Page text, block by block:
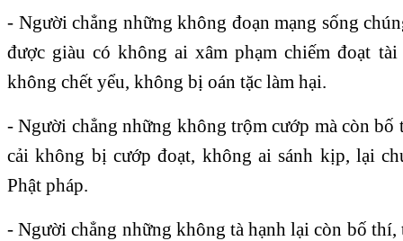
- Người chẳng những không đoạn mạng sống
được giàu có không ai xâm phạm chiếm đoạt
không chết yểu, không bị oán tặc làm hại.
- Người chẳng những không trộm cướp mà còn bố
cải không bị cướp đoạt, không ai sánh kịp, lại
Phật pháp.
- Người chẳng những không tà hạnh lại còn bố